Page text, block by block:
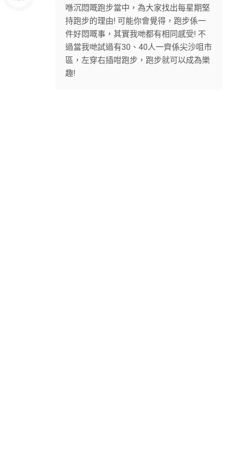
喺沉悶嘅跑步當中，為大家找出每星期堅
持跑步的理由! 可能你會覺得，跑步係一
件好悶嘅事，其實我哋都有相同感受! 不
過當我哋試過有30、40人一齊係尖沙咀市
區，左穿右插咁跑步，跑步就可以成為樂
趣!